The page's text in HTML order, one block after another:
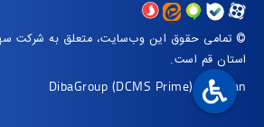
© تمامی حقوق این وب‌سایت، متعلق به شرکت
استان قم است.
DibaGroup (DCMS Prime)|Arvan